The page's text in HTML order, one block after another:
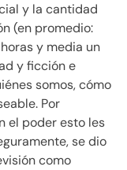
y la cantidad
(en promedio:
y media un
y ficción e
somos, cómo
Por
el poder esto les
se dio
como